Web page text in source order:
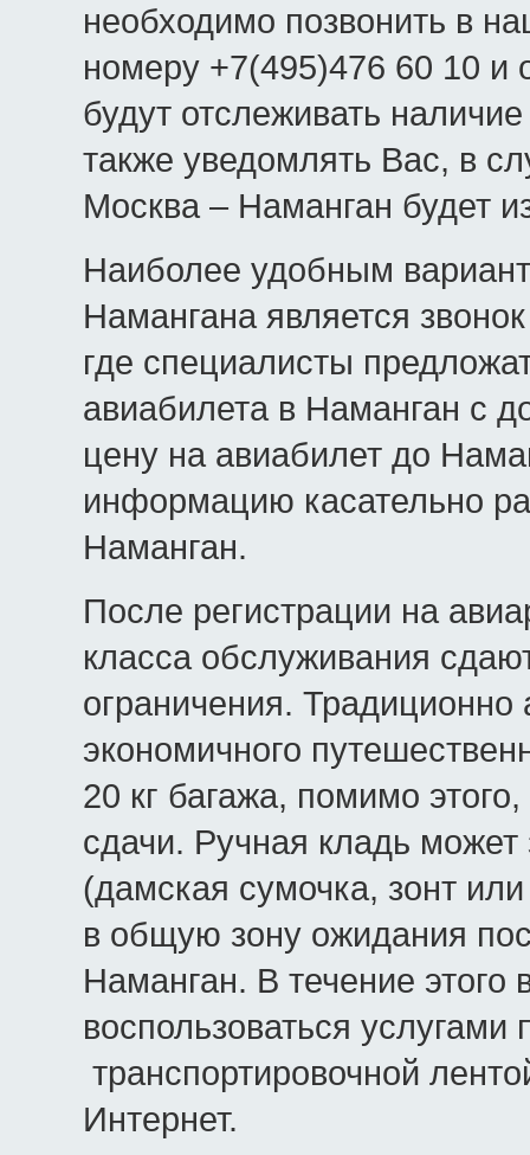
необходимо позвонить в
номеру +7(495)476 60 10 и
будут отслеживать
также уведомлять Вас, в
Москва – Наманган будет
Наиболее удобным
Намангана является
где специалисты
авиабилета в Наманган с
цену на авиабилет до
информацию касательно
Наманган.
После регистрации на
класса обслуживания
ограничения.
экономичного
20 кг багажа, помимо
сдачи. Ручная кладь
(дамская сумочка, зонт
в общую зону ожидания
Наманган. В течение
воспользоваться
транспортировочной
Интернет.